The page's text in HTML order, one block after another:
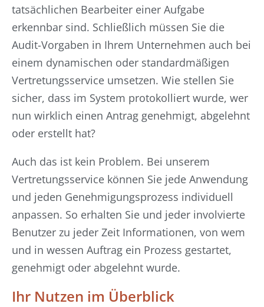
tatsächlichen Bearbeiter einer Aufgabe
erkennbar sind. Schließlich müssen Sie die
Audit-Vorgaben in Ihrem Unternehmen auch bei
einem dynamischen oder standardmäßigen
Vertretungsservice umsetzen. Wie stellen Sie
sicher, dass im System protokolliert wurde, wer
nun wirklich einen Antrag genehmigt, abgelehnt
oder erstellt hat?
Auch das ist kein Problem. Bei unserem
Vertretungsservice können Sie jede Anwendung
und jeden Genehmigungsprozess individuell
anpassen. So erhalten Sie und jeder involvierte
Benutzer zu jeder Zeit Informationen, von wem
und in wessen Auftrag ein Prozess gestartet,
genehmigt oder abgelehnt wurde.
Ihr Nutzen im Überblick